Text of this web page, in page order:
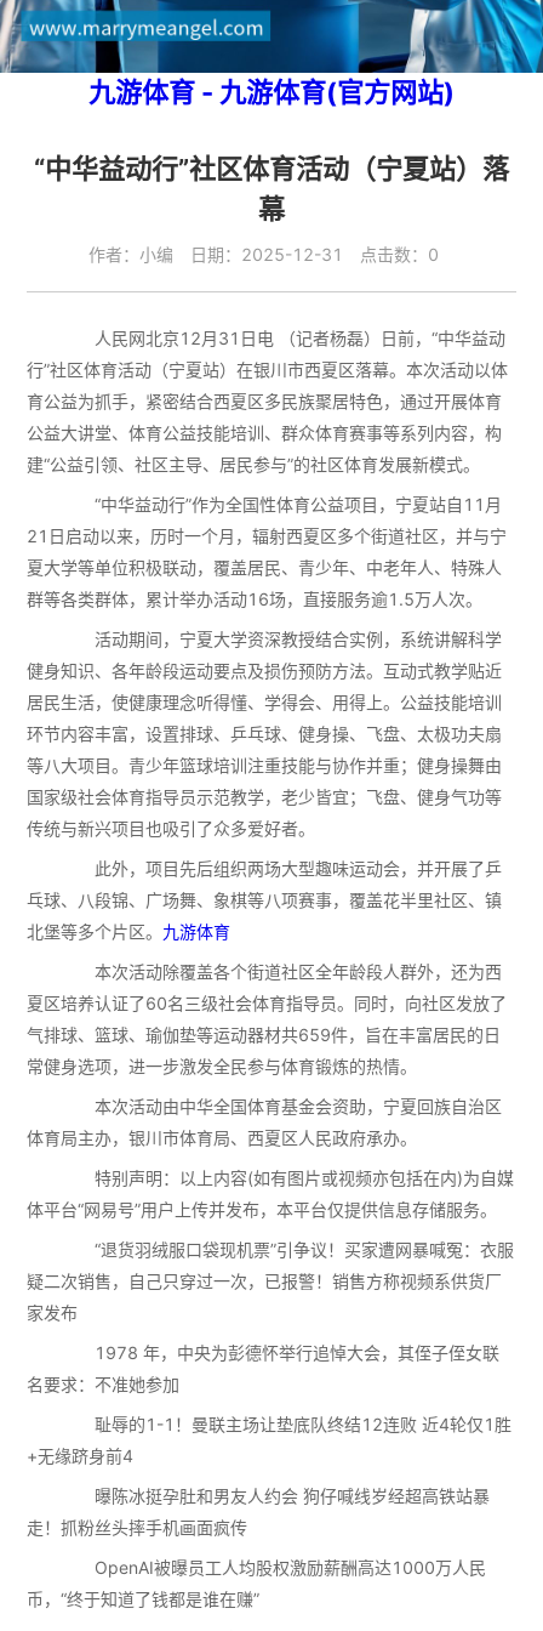
九游体育 - 九游体育(官方网站)
“中华益动行”社区体育活动（宁夏站）落
幕
作者：小编 日期：2025-12-31 点击数：0
人民网北京12月31日电 （记者杨磊）日前，“中华益动
行”社区体育活动（宁夏站）在银川市西夏区落幕。本次活动以体
育公益为抓手，紧密结合西夏区多民族聚居特色，通过开展体育
公益大讲堂、体育公益技能培训、群众体育赛事等系列内容，构
建“公益引领、社区主导、居民参与”的社区体育发展新模式。
“中华益动行”作为全国性体育公益项目，宁夏站自11月
21日启动以来，历时一个月，辐射西夏区多个街道社区，并与宁
夏大学等单位积极联动，覆盖居民、青少年、中老年人、特殊人
群等各类群体，累计举办活动16场，直接服务逾1.5万人次。
活动期间，宁夏大学资深教授结合实例，系统讲解科学
健身知识、各年龄段运动要点及损伤预防方法。互动式教学贴近
居民生活，使健康理念听得懂、学得会、用得上。公益技能培训
环节内容丰富，设置排球、乒乓球、健身操、飞盘、太极功夫扇
等八大项目。青少年篮球培训注重技能与协作并重；健身操舞由
国家级社会体育指导员示范教学，老少皆宜；飞盘、健身气功等
传统与新兴项目也吸引了众多爱好者。
此外，项目先后组织两场大型趣味运动会，并开展了乒
乓球、八段锦、广场舞、象棋等八项赛事，覆盖花半里社区、镇
北堡等多个片区。 九游体育
本次活动除覆盖各个街道社区全年龄段人群外，还为西
夏区培养认证了60名三级社会体育指导员。同时，向社区发放了
气排球、篮球、瑜伽垫等运动器材共659件，旨在丰富居民的日
常健身选项，进一步激发全民参与体育锻炼的热情。
本次活动由中华全国体育基金会资助，宁夏回族自治区
体育局主办，银川市体育局、西夏区人民政府承办。
特别声明：以上内容(如有图片或视频亦包括在内)为自媒
体平台“网易号”用户上传并发布，本平台仅提供信息存储服务。
“退货羽绒服口袋现机票”引争议！买家遭网暴喊冤：衣服
疑二次销售，自己只穿过一次，已报警！销售方称视频系供货厂
家发布
1978 年，中央为彭德怀举行追悼大会，其侄子侄女联
名要求：不准她参加
耻辱的1-1！曼联主场让垫底队终结12连败 近4轮仅1胜
+无缘跻身前4
曝陈冰挺孕肚和男友人约会 狗仔喊线岁经超高铁站暴
走！抓粉丝头摔手机画面疯传
OpenAI被曝员工人均股权激励薪酬高达1000万人民
币，“终于知道了钱都是谁在赚”